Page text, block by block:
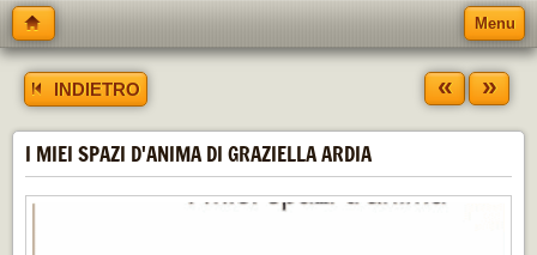
Menu
INDIETRO « »
I MIEI SPAZI D'ANIMA DI GRAZIELLA ARDIA